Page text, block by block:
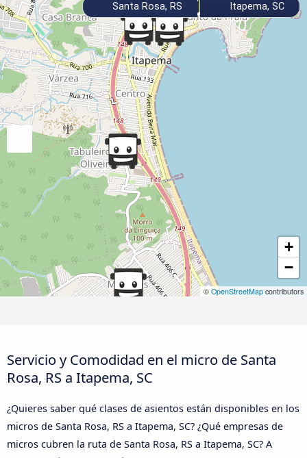
+
−
© OpenStreetMap contributors
Santa Rosa, RS Itapema, SC
Servicio y Comodidad en el micro de Santa
Rosa, RS a Itapema, SC
¿Quieres saber qué clases de asientos están disponibles en los
micros de Santa Rosa, RS a Itapema, SC? ¿Qué empresas de
micros cubren la ruta de Santa Rosa, RS a Itapema, SC? A